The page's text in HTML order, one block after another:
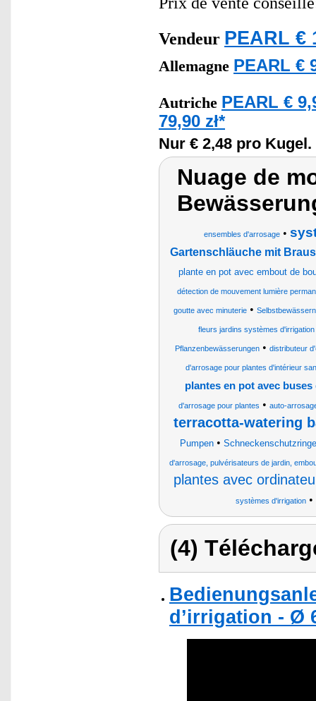
Vendeur PEARL €
Allemagne PEARL €
Autriche PEARL €
79,90 zł*
Nur € 2,48 pro Kugel.
Nuage de
ensembles d'arrosage •
Gartenschläuche mit
plante en pot avec embout de
détection de mouvement lumière
goutte avec minuterie•
fleurs jardins systèmes
Pflanzenbewässerungen • distributeur
d'arrosage pour plantes d'intérieur
plantes en pot avec
d'arrosage pour plantes • auto-
terracotta-watering
Pumpen• Schneckenschutzringe
d'arrosage, pulvérisateurs de jardin,
plantes avec
systèmes d'irrigation•
(4)
d’irrigation - Ø